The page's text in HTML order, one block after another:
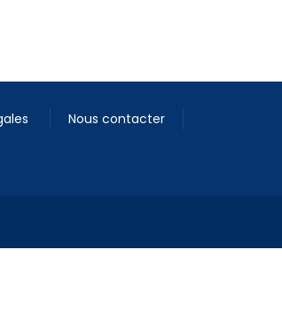
Nous contacter